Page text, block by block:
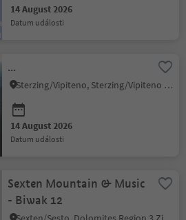
14 August 2026
datum události
...
Sterzing/Vipiteno, Sterzing/Vipiteno and environs
14 August 2026
datum události
Sexten Mountain & Music
- Biwak 12